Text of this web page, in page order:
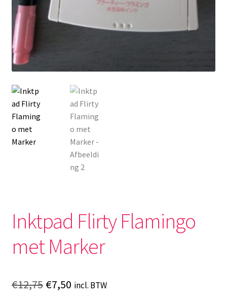
Inktpad Flirty Flamingo
met Marker
€12,75 Oorspronkelijke
€7,50Huidige
incl. BTW